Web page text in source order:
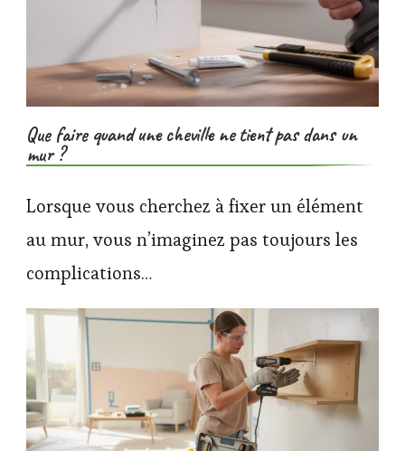
Que faire quand une cheville ne tient pas dans un
mur ?
Lorsque vous cherchez à fixer un élément
au mur, vous n’imaginez pas toujours les
complications…